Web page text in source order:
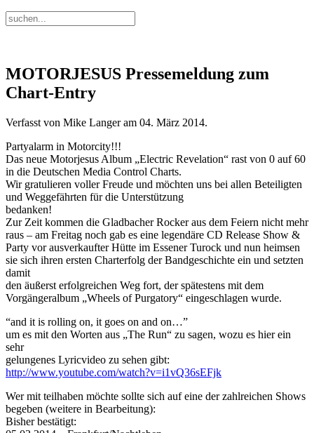
MOTORJESUS Pressemeldung zum
Chart-Entry
Verfasst von Mike Langer am 04. März 2014.
Partyalarm in Motorcity!!!
Das neue Motorjesus Album „Electric Revelation“ rast von 0 auf 60
in die Deutschen Media Control Charts.
Wir gratulieren voller Freude und möchten uns bei allen Beteiligten
und Weggefährten für die Unterstützung
bedanken!
Zur Zeit kommen die Gladbacher Rocker aus dem Feiern nicht mehr
raus – am Freitag noch gab es eine legendäre CD Release Show &
Party vor ausverkaufter Hütte im Essener Turock und nun heimsen
sie sich ihren ersten Charterfolg der Bandgeschichte ein und setzten
damit
den äußerst erfolgreichen Weg fort, der spätestens mit dem
Vorgängeralbum „Wheels of Purgatory“ eingeschlagen wurde.
“and it is rolling on, it goes on and on…”
um es mit den Worten aus „The Run“ zu sagen, wozu es hier ein
sehr
gelungenes Lyricvideo zu sehen gibt:
http://www.youtube.com/watch?v=i1vQ36sEFjk
Wer mit teilhaben möchte sollte sich auf eine der zahlreichen Shows
begeben (weitere in Bearbeitung):
Bisher bestätigt: